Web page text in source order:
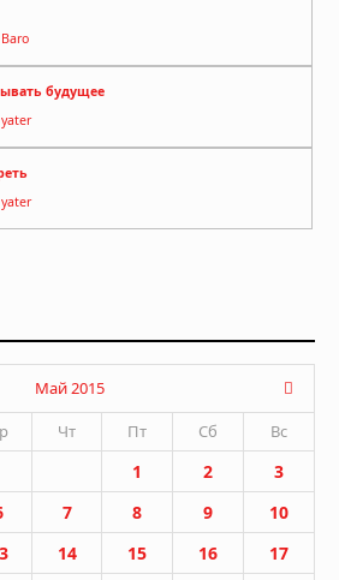
Baro
будущее
yater
yater
Май 2015
Чт Пт Сб Вс
1 2
3
7 8 9
10
14 15 16
17